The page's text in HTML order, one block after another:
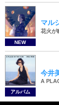
NEW
マル
花火が
アルバム
今井
A